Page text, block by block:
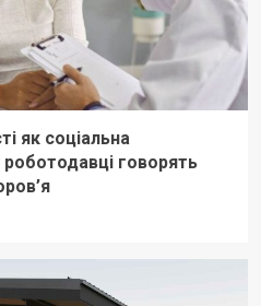
як соціальна
роботодавці говорять